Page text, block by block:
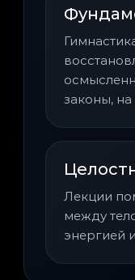
законы,
Лекции
между
энергией